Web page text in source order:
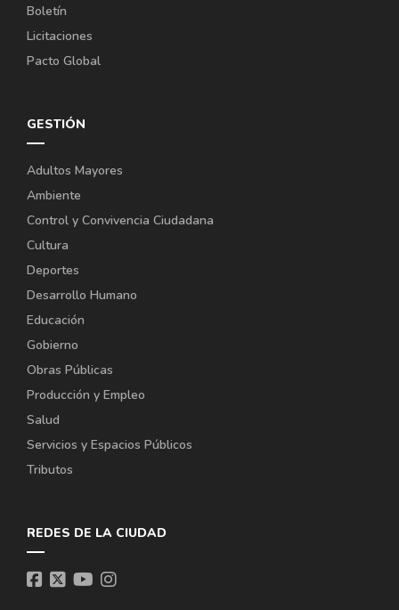
Boletín
Licitaciones
Pacto Global
GESTIÓN
Adultos Mayores
Ambiente
Control y Convivencia Ciudadana
Cultura
Deportes
Desarrollo Humano
Educación
Gobierno
Obras Públicas
Producción y Empleo
Salud
Servicios y Espacios Públicos
Tributos
REDES DE LA CIUDAD